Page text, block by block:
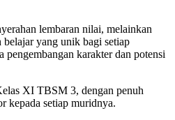
lembaran nilai, melainkan
belajar yang unik bagi setiap
pengembangan karakter dan potensi
XI TBSM 3, dengan penuh
kepada setiap muridnya.